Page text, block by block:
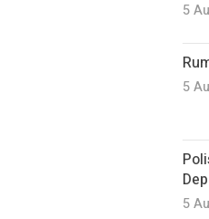
5
5
5